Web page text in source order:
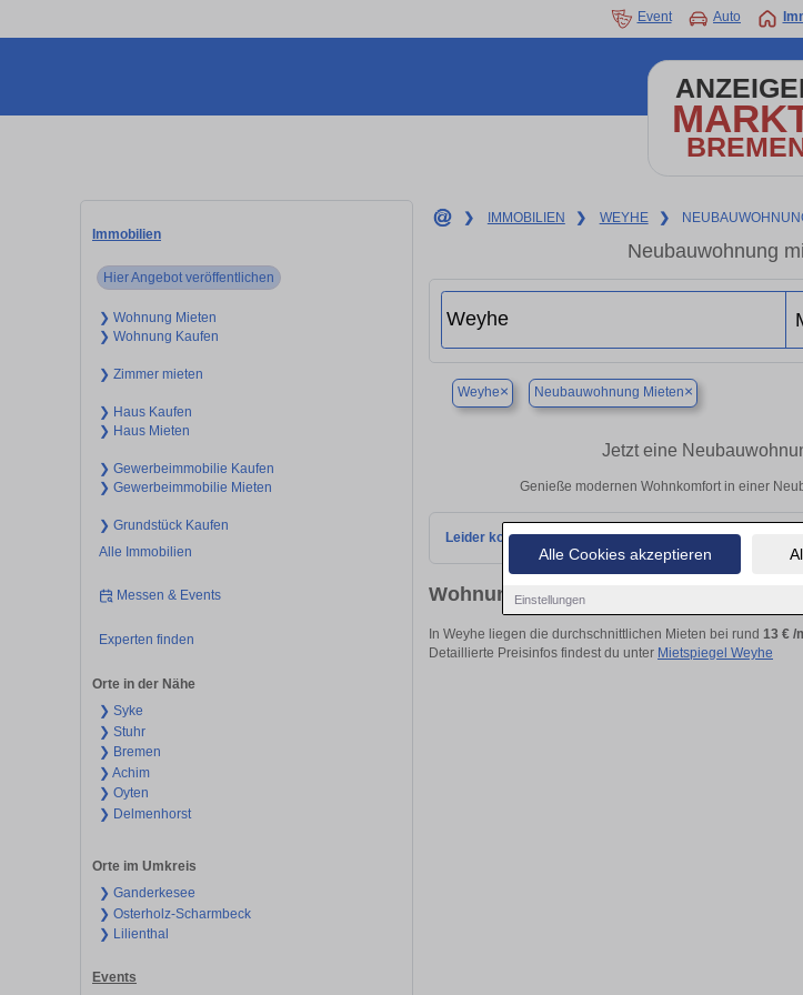
Alle Cookies akzeptieren
Einstellungen
Event Auto
Immobilien
Hier Angebot veröffentlichen
❯ Wohnung Mieten
❯ Wohnung Kaufen
❯ Zimmer mieten
❯ Haus Kaufen
❯ Haus Mieten
❯ Gewerbeimmobilie Kaufen
❯ Gewerbeimmobilie Mieten
❯ Grundstück Kaufen
Alle Immobilien
Messen & Events
Experten finden
Orte in der Nähe
❯ Syke
❯ Stuhr
❯ Bremen
❯ Achim
❯ Oyten
❯ Delmenhorst
Orte im Umkreis
❯ Ganderkesee
❯ Osterholz-Scharmbeck
❯ Lilienthal
Events
❯ IMMOBILIEN ❯ WEYHE ❯
Neubauwohnung
Weyhe× Neubauwohnung Mieten×
Jetzt eine
Genieße modernen Wohnkomfort in einer
Leider konnten wir derzeit keine passenden Objekte
Wohnung mieten in Weyhe
In Weyhe liegen die durchschnittlichen Mieten bei rund 13 € /
Detaillierte Preisinfos findest du unter Mietspiegel Weyhe